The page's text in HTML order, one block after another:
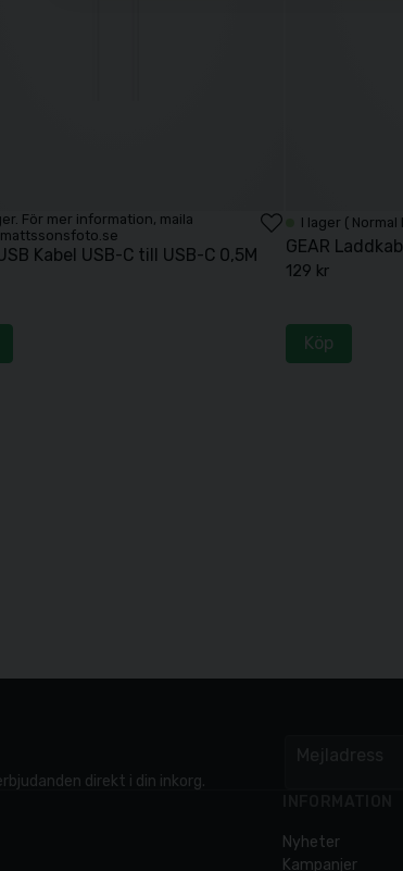
För mer information, maila
Kabel USB-C till USB-C 0,5M
I lager (
GEAR
129 kr
Köp
direkt i din inkorg.
Nyheter
Kampanjer